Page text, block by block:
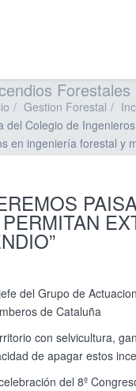
Forestales
Gestion Forestal
del Colegio de
en ingeniería forestal y
del Grupo de
de Cataluña
con selvicultura,
de apagar estos
del 8º